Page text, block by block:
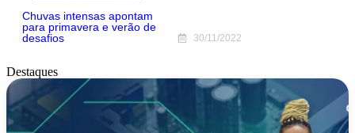
Chuvas intensas apontam
para primavera e verão de
desafios
30/11/2022
Destaques